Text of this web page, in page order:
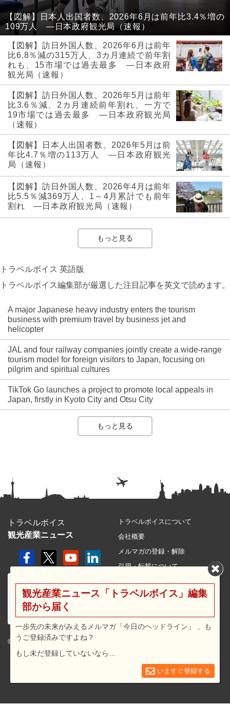
【図解】日本人出国者数、2026年6月は前年比3.4％増の
109万人 ―日本政府観光局（速報）
【図解】訪日外国人数、2026年6月は前年
比6.8％減の315万人、3カ月連続で前年割
れも、15市場では過去最多 ―日本政府
観光局（速報）
【図解】訪日外国人数、2026年5月は前年
比3.6％減、2カ月連続前年割れ、一方で
19市場では過去最多 ―日本政府観光局
（速報）
【図解】日本人出国者数、2026年5月は前
年比4.7％増の113万人 ―日本政府観光
局（速報）
【図解】訪日外国人数、2026年4月は前年
比5.5％減369万人、1～4月累計でも前年
割れ ―日本政府観光局（速報）
もっと見る
トラベルボイス 英語版
トラベルボイス編集部が厳選した注目記事を英文で読めます。
A major Japanese heavy industry enters the tourism
business with premium travel by business jet and
helicopter
JAL and four railway companies jointly create a wide-range
tourism model for foreign visitors to Japan, focusing on
pilgrim and spiritual cultures
TikTok Go launches a project to promote local appeals in
Japan, firstly in Kyoto City and Otsu City
もっと見る
トラベルボイス
観光産業ニュース
© 2026 travel voice.
トラベルボイスについて
会社概要
メルマガの登録・解除
引用・転載について
利用規約
広告メニュー・料金
観光産業ニュース「トラベルボイス」編集
部から届く
一歩先の未来がみえるメルマガ「今日のヘッドライン」 、も
うご登録済みですよね？
もし未だ登録していないなら…
いますぐ登録する